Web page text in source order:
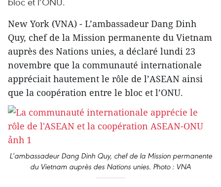
New York (VNA) - L’ambassadeur Dang Dinh
Quy, chef de la Mission permanente du Vietnam
auprès des Nations unies, a déclaré lundi 23
novembre que la communauté internationale
appréciait hautement le rôle de l’ASEAN ainsi
que la coopération entre le bloc et l’ONU.
L’ambassadeur Dang Dinh Quy, chef de la Mission permanente
du Vietnam auprès des Nations unies. Photo : VNA